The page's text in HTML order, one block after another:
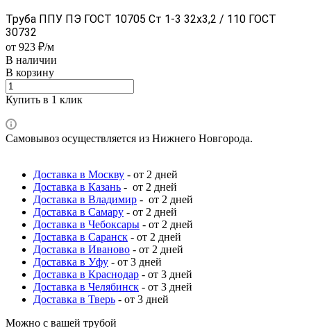
Труба ППУ ПЭ ГОСТ 10705 Ст 1-3 32x3,2 / 110 ГОСТ
30732
от 923 ₽/м
В наличии
В корзину
Купить в 1 клик
Самовывоз осуществляется из Нижнего Новгорода.
Доставка в Москву - от 2 дней
Доставка в Казань - от 2 дней
Доставка в Владимир - от 2 дней
Доставка в Самару - от 2 дней
Доставка в Чебоксары - от 2 дней
Доставка в Саранск - от 2 дней
Доставка в Иваново - от 2 дней
Доставка в Уфу - от 3 дней
Доставка в Краснодар - от 3 дней
Доставка в Челябинск - от 3 дней
Доставка в Тверь - от 3 дней
Можно с вашей трубой